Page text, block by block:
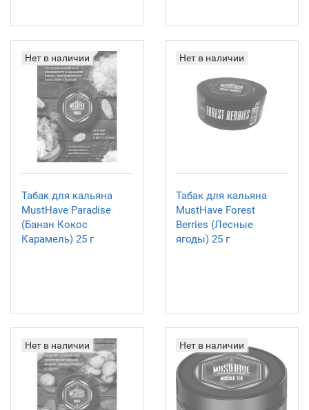
Нет в наличии
Табак для кальяна
MustHave Paradise
(Банан Кокос
Карамель) 25 г
Нет в наличии
Табак для кальяна
MustHave Forest
Berries (Лесные
ягоды) 25 г
Нет в наличии Нет в наличии